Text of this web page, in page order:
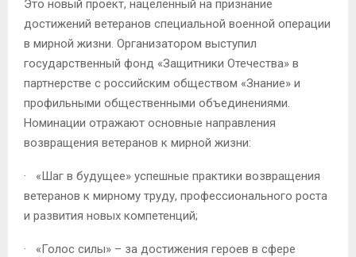
Это новый проект, нацеленный на признание
достижений ветеранов специальной военной операции
в мирной жизни. Организатором выступил
государственный фонд «Защитники Отечества» в
партнерстве с российским обществом «Знание» и
профильными общественными объединениями.
Номинации отражают основные направления
возвращения ветеранов к мирной жизни:
· «Шаг в будущее» успешные практики возвращения
ветеранов к мирному труду, профессионального роста
и развития новых компетенций;
· «Голос силы» – за достижения героев в сфере